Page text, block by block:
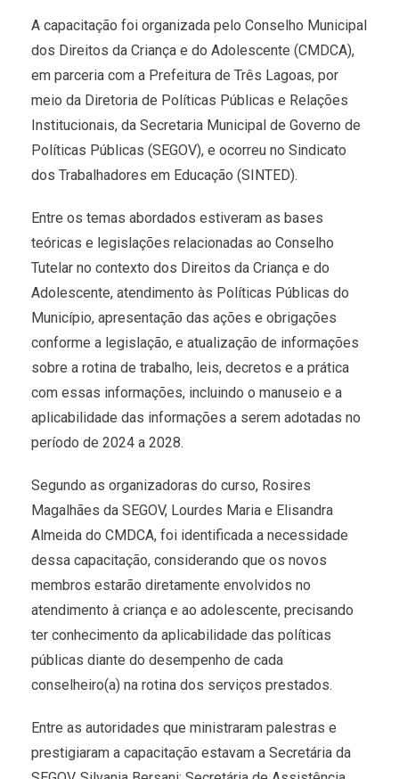
A capacitação foi organizada pelo Conselho Municipal
dos Direitos da Criança e do Adolescente (CMDCA),
em parceria com a Prefeitura de Três Lagoas, por
meio da Diretoria de Políticas Públicas e Relações
Institucionais, da Secretaria Municipal de Governo de
Políticas Públicas (SEGOV), e ocorreu no Sindicato
dos Trabalhadores em Educação (SINTED).
Entre os temas abordados estiveram as bases
teóricas e legislações relacionadas ao Conselho
Tutelar no contexto dos Direitos da Criança e do
Adolescente, atendimento às Políticas Públicas do
Município, apresentação das ações e obrigações
conforme a legislação, e atualização de informações
sobre a rotina de trabalho, leis, decretos e a prática
com essas informações, incluindo o manuseio e a
aplicabilidade das informações a serem adotadas no
período de 2024 a 2028.
Segundo as organizadoras do curso, Rosires
Magalhães da SEGOV, Lourdes Maria e Elisandra
Almeida do CMDCA, foi identificada a necessidade
dessa capacitação, considerando que os novos
membros estarão diretamente envolvidos no
atendimento à criança e ao adolescente, precisando
ter conhecimento da aplicabilidade das políticas
públicas diante do desempenho de cada
conselheiro(a) na rotina dos serviços prestados.
Entre as autoridades que ministraram palestras e
prestigiaram a capacitação estavam a Secretária da